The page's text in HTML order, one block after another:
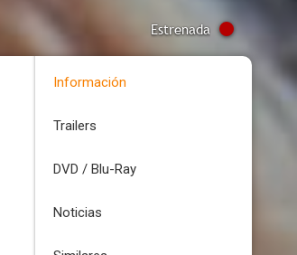
Estrenada
Información
Trailers
DVD / Blu-Ray
Noticias